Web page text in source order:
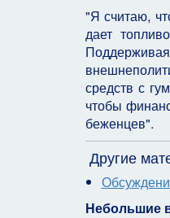
"Я считаю,
дает
средств с
чтобы
беженцев".
Другие
Небольшие